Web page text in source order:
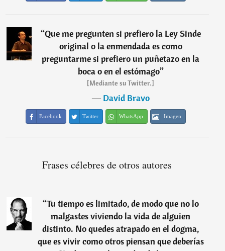
“Que me pregunten si prefiero la Ley Sinde
original o la enmendada es como
preguntarme si prefiero un puñetazo en la
boca o en el estómago”
[Mediante su Twitter.]
―David Bravo
Facebook Twitter WhatsApp Imagen
Frases célebres de otros autores
“Tu tiempo es limitado, de modo que no lo
malgastes viviendo la vida de alguien
distinto. No quedes atrapado en el dogma,
que es vivir como otros piensan que deberías